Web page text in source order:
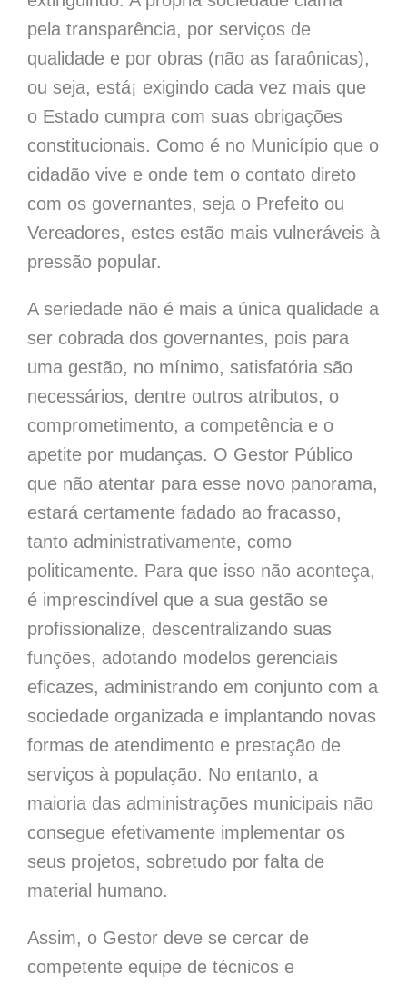
pela transparência, por serviços de
qualidade e por obras (não as faraônicas),
ou seja, está¡ exigindo cada vez mais que
o Estado cumpra com suas obrigações
constitucionais. Como é no Município que o
cidadão vive e onde tem o contato direto
com os governantes, seja o Prefeito ou
Vereadores, estes estão mais vulneráveis à
pressão popular.
A seriedade não é mais a única qualidade a
ser cobrada dos governantes, pois para
uma gestão, no mínimo, satisfatória são
necessários, dentre outros atributos, o
comprometimento, a competência e o
apetite por mudanças. O Gestor Público
que não atentar para esse novo panorama,
estará certamente fadado ao fracasso,
tanto administrativamente, como
politicamente. Para que isso não aconteça,
é imprescindível que a sua gestão se
profissionalize, descentralizando suas
funções, adotando modelos gerenciais
eficazes, administrando em conjunto com a
sociedade organizada e implantando novas
formas de atendimento e prestação de
serviços à população. No entanto, a
maioria das administrações municipais não
consegue efetivamente implementar os
seus projetos, sobretudo por falta de
material humano.
Assim, o Gestor deve se cercar de
competente equipe de técnicos e